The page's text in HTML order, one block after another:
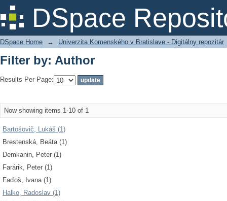
DSpace
Filter by: Author
DSpace Home → Univerzita Komenského v Bratislave - Digitálny repozitár
Filter by: Author
Results Per Page:
Now showing items 1-10 of 1
Bartošovič, Lukáš (1)
Brestenská, Beáta (1)
Demkanin, Peter (1)
Farárik, Peter (1)
Faďoš, Ivana (1)
Halko, Radoslav (1)